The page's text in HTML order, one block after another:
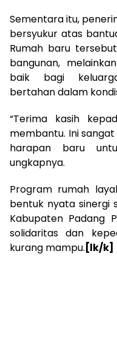
Sementara itu,
bersyukur atas
Rumah baru
bangunan,
baik bagi
bertahan dalam
“Terima kasih
membantu. Ini
harapan baru
ungkapnya.
Program rumah
bentuk nyata sinergi
Kabupaten Padang
solidaritas dan
kurang mampu. [lk/k]